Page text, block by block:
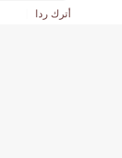
أترك ردا